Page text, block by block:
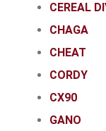
CEREAL
CHAGA
CHEAT
CORDY
CX90
GANO